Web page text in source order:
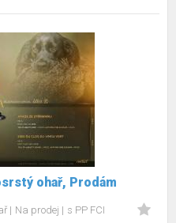
ohař, Prodám
Na prodej s PP FCI